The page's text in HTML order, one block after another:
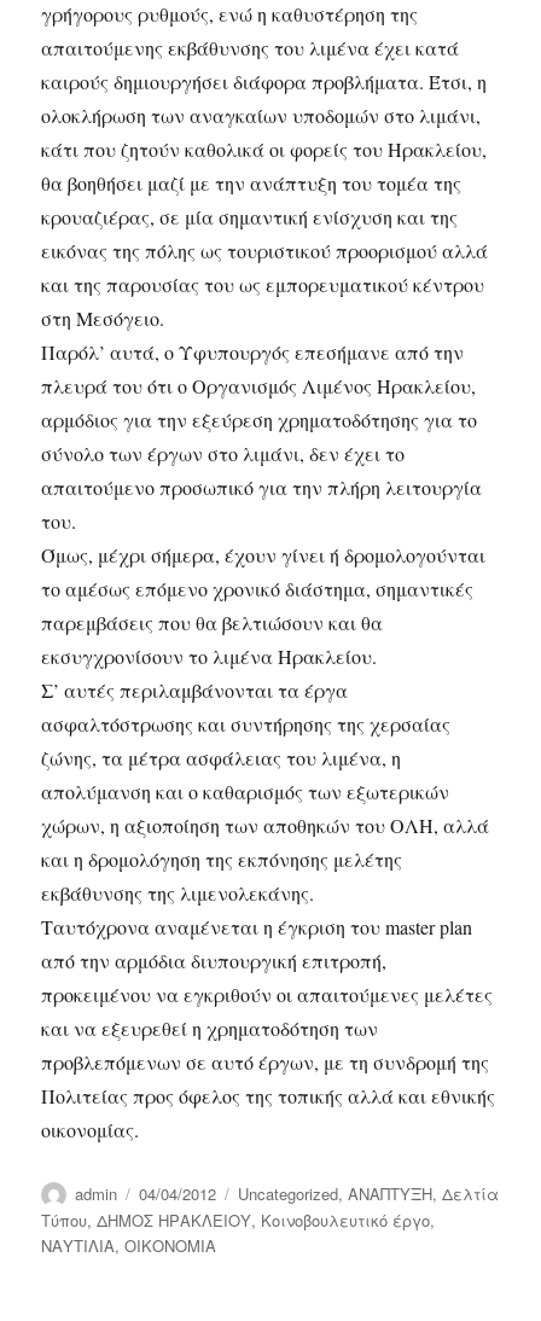
γρήγορους ρυθμούς, ενώ η καθυστέρηση της
απαιτούμενης εκβάθυνσης του λιμένα έχει κατά
καιρούς δημιουργήσει διάφορα προβλήματα. Έτσι, η
ολοκλήρωση των αναγκαίων υποδομών στο λιμάνι,
κάτι που ζητούν καθολικά οι φορείς του Ηρακλείου,
θα βοηθήσει μαζί με την ανάπτυξη του τομέα της
κρουαζιέρας, σε μία σημαντική ενίσχυση και της
εικόνας της πόλης ως τουριστικού προορισμού αλλά
και της παρουσίας του ως εμπορευματικού κέντρου
στη Μεσόγειο.
Παρόλ’ αυτά, ο Υφυπουργός επεσήμανε από την
πλευρά του ότι ο Οργανισμός Λιμένος Ηρακλείου,
αρμόδιος για την εξεύρεση χρηματοδότησης για το
σύνολο των έργων στο λιμάνι, δεν έχει το
απαιτούμενο προσωπικό για την πλήρη λειτουργία
του.
Όμως, μέχρι σήμερα, έχουν γίνει ή δρομολογούνται
το αμέσως επόμενο χρονικό διάστημα, σημαντικές
παρεμβάσεις που θα βελτιώσουν και θα
εκσυγχρονίσουν το λιμένα Ηρακλείου.
Σ’ αυτές περιλαμβάνονται τα έργα
ασφαλτόστρωσης και συντήρησης της χερσαίας
ζώνης, τα μέτρα ασφάλειας του λιμένα, η
απολύμανση και ο καθαρισμός των εξωτερικών
χώρων, η αξιοποίηση των αποθηκών του ΟΛΗ, αλλά
και η δρομολόγηση της εκπόνησης μελέτης
εκβάθυνσης της λιμενολεκάνης.
Ταυτόχρονα αναμένεται η έγκριση του master plan
από την αρμόδια διυπουργική επιτροπή,
προκειμένου να εγκριθούν οι απαιτούμενες μελέτες
και να εξευρεθεί η χρηματοδότηση των
προβλεπόμενων σε αυτό έργων, με τη συνδρομή της
Πολιτείας προς όφελος της τοπικής αλλά και εθνικής
οικονομίας.
Author
admin
Posted
on
04/04/2012 Categories
Uncategorized,ΑΝΑΠΤΥΞΗ,Δελτία
Τύπου,ΔΗΜΟΣ ΗΡΑΚΛΕΙΟΥ, Κοινοβουλευτικό έργο,
ΝΑΥΤΙΛΙΑ,ΟΙΚΟΝΟΜΙΑ